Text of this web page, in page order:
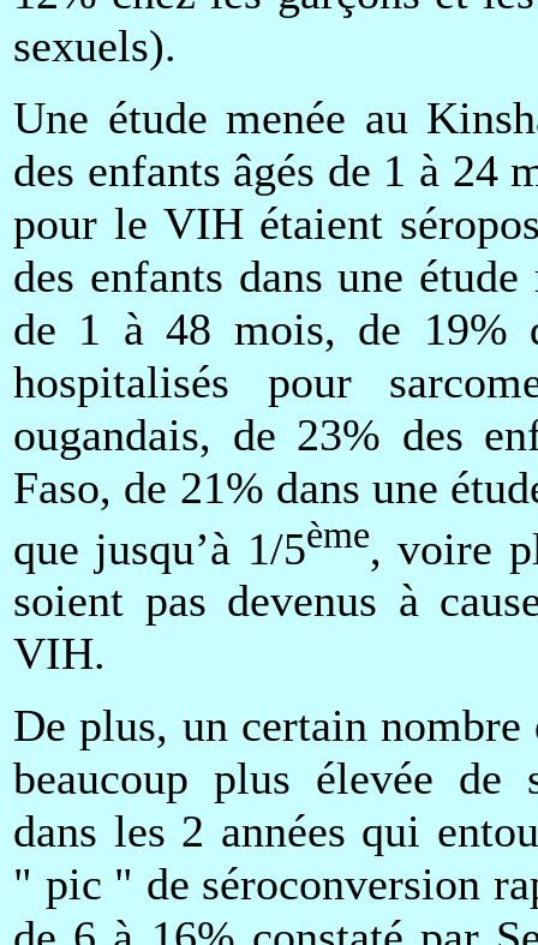
sexuels).
Une étude menée au
des enfants âgés de 1 à 24
pour le VIH étaient
des enfants dans une
de 1 à 48 mois, de 19%
hospitalisés pour
ougandais, de 23% des
Faso, de 21% dans une
que jusqu’à 1/5ème, voire
soient pas devenus à
VIH.
De plus, un certain nombre
beaucoup plus élevée de
dans les 2 années qui
" pic " de séroconversion